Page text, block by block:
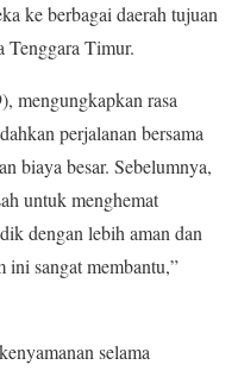
ke berbagai daerah tujuan
Tenggara Timur.
mengungkapkan rasa
perjalanan bersama
biaya besar. Sebelumnya,
untuk menghemat
dengan lebih aman dan
ini sangat membantu,”
selama